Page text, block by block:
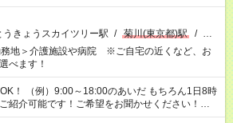
うきょうスカイツリー駅 / 菊川(東京都)駅 / …
務地＞介護施設や病院 ※ご自宅の近くなど、お
べます！
！ （例）9:00～18:00のあいだ もちろん1日8時
紹介可能です！ご希望をお聞かせください！★家
みが必要な場合も遠慮なくご相談ください。 ※